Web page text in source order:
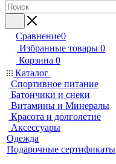
Сравнение0
Избранные товары 0
Корзина 0
Каталог
Спортивное питание
Батончики и снеки
Витамины и Минералы
Красота и долголетие
Аксессуары
Одежда
Подарочные сертификаты